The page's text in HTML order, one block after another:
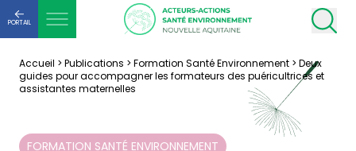
PORTAIL
Accueil > Publications > Formation Santé Environnement > Deux
guides pour accompagner les formateurs des puéricultrices et
assistantes maternelles
FORMATION SANTÉ ENVIRONNEMENT